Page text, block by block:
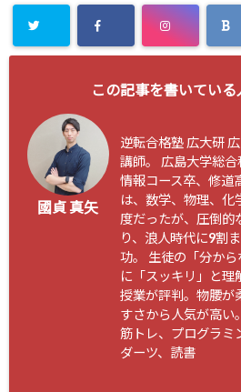
Warning: U
ray key "Twi
tter" in
me/techcha
nce/hiroda
この記事を書いている
國貞 真矢
逆転合格塾 広大研
講師。 広島大学総
情報コース卒、修道
は、数学、物理、化
度だったが、圧倒的
り、浪人時代に9割
功。 生徒の「分か
に「スッキリ」と理
授業が評判。物腰が
すさから人気が高い
筋トレ、プログラミ
ダーツ、読書